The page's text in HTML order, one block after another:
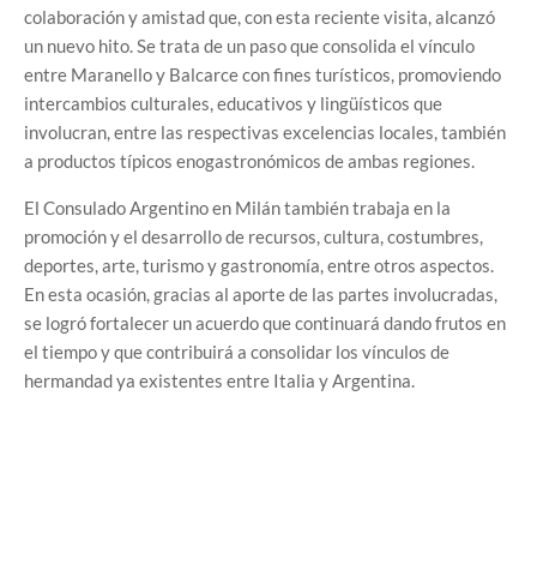
colaboración y amistad que, con esta reciente visita, alcanzó
un nuevo hito. Se trata de un paso que consolida el vínculo
entre Maranello y Balcarce con fines turísticos, promoviendo
intercambios culturales, educativos y lingüísticos que
involucran, entre las respectivas excelencias locales, también
a productos típicos enogastronómicos de ambas regiones.
El Consulado Argentino en Milán también trabaja en la
promoción y el desarrollo de recursos, cultura, costumbres,
deportes, arte, turismo y gastronomía, entre otros aspectos.
En esta ocasión, gracias al aporte de las partes involucradas,
se logró fortalecer un acuerdo que continuará dando frutos en
el tiempo y que contribuirá a consolidar los vínculos de
hermandad ya existentes entre Italia y Argentina.